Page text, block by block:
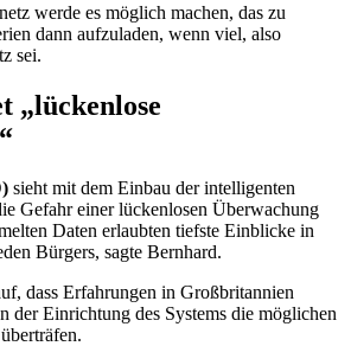
werde es möglich machen, das zu
dann aufzuladen, wenn viel, also
sei.
„lückenlose
sieht mit dem Einbau der intelligenten
Gefahr einer lückenlosen Überwachung
Daten erlaubten tiefste Einblicke in
Bürgers, sagte Bernhard.
dass Erfahrungen in Großbritannien
der Einrichtung des Systems die möglichen